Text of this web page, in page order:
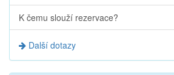
K čemu slouží rezervace?
Další dotazy